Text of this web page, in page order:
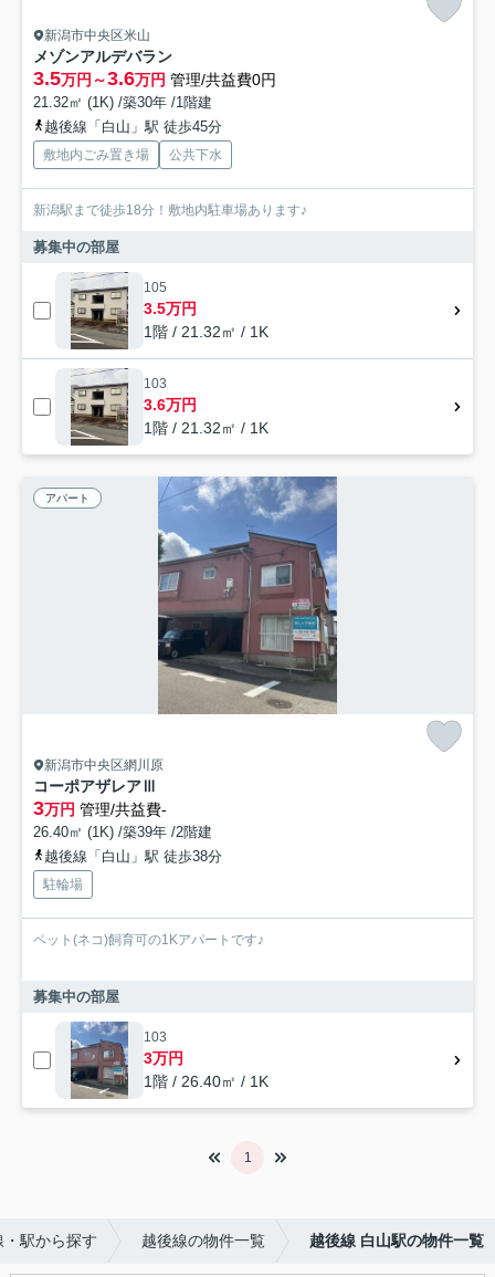
新潟市中央区米山
メゾンアルデバラン
3.5万円～3.6万円 管理/共益費0円
21.32㎡ (1K) /築30年 /1階建
越後線「白山」駅 徒歩45分
敷地内ごみ置き場 公共下水
新潟駅まで徒歩18分！敷地内駐車場あります♪
募集中の部屋
105
3.5万円
1階 / 21.32㎡ / 1K
103
3.6万円
1階 / 21.32㎡ / 1K
アパート
新潟市中央区網川原
コーポアザレアⅢ
3万円 管理/共益費-
26.40㎡ (1K) /築39年 /2階建
越後線「白山」駅 徒歩38分
駐輪場
ペット(ネコ)飼育可の1Kアパートです♪
募集中の部屋
103
3万円
1階 / 26.40㎡ / 1K
1
・駅から探す 越後線の物件一覧 越後線 白山駅の物件一覧